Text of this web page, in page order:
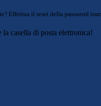
Effettua il reset della password
casella di posta elettronica!